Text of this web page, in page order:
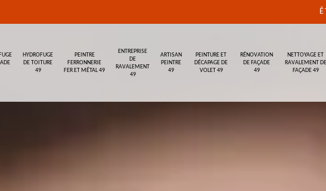
HYDROFUGE
DE TOITURE
49
PEINTRE
FERRONNERIE
FER ET MÉTAL 49
ENTREPRISE
DE
RAVALEMENT
49
ARTISAN
PEINTRE
49
PEINTURE ET
DÉCAPAGE DE
VOLET 49
RÉNOVATION
DE FAÇADE
49
NETTOYAGE ET
RAVALEMENT DE
FAÇADE 49